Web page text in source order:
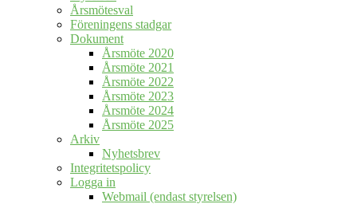
Årsmötesval
Föreningens stadgar
Dokument
Årsmöte 2020
Årsmöte 2021
Årsmöte 2022
Årsmöte 2023
Årsmöte 2024
Årsmöte 2025
Arkiv
Nyhetsbrev
Integritetspolicy
Logga in
Webmail (endast styrelsen)